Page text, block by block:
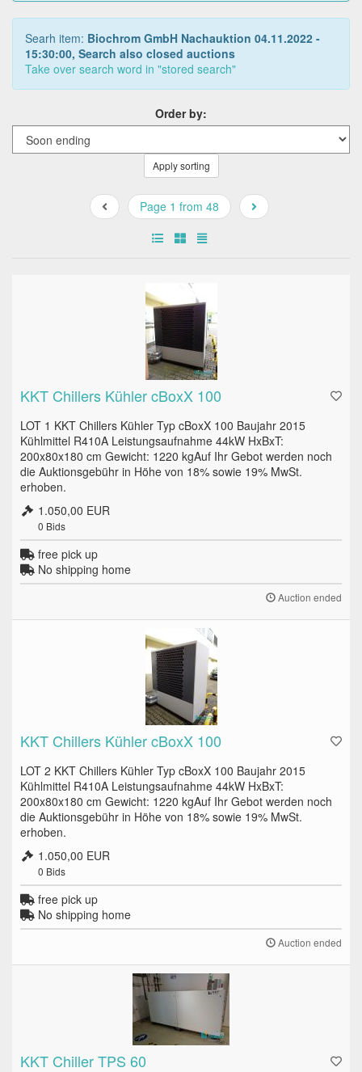
Searh item: Biochrom GmbH Nachauktion 04.11.2022 -
15:30:00, Search also closed auctions
Take over search word in "stored search"
Order by:
Apply sorting
Page 1 from 48
KKT Chillers Kühler cBoxX 100
LOT 1 KKT Chillers Kühler Typ cBoxX 100 Baujahr 2015
Kühlmittel R410A Leistungsaufnahme 44kW HxBxT:
200x80x180 cm Gewicht: 1220 kgAuf Ihr Gebot werden noch
die Auktionsgebühr in Höhe von 18% sowie 19% MwSt.
erhoben.
1.050,00 EUR
0 Bids
free pick up
No shipping home
Auction ended
KKT Chillers Kühler cBoxX 100
LOT 2 KKT Chillers Kühler Typ cBoxX 100 Baujahr 2015
Kühlmittel R410A Leistungsaufnahme 44kW HxBxT:
200x80x180 cm Gewicht: 1220 kgAuf Ihr Gebot werden noch
die Auktionsgebühr in Höhe von 18% sowie 19% MwSt.
erhoben.
1.050,00 EUR
0 Bids
free pick up
No shipping home
Auction ended
KKT Chiller TPS 60